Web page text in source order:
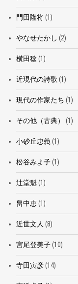
門田隆将(1)
やなせたかし (2)
横田稔(1)
近現代の詩歌 (1)
現代の作家たち (1)
その他（古典） (1)
小砂丘忠義(1)
松谷みよ子(1)
辻堂魁(1)
畠中恵(1)
近世文人 (8)
宮尾登美子(10)
寺田寅彦(14)